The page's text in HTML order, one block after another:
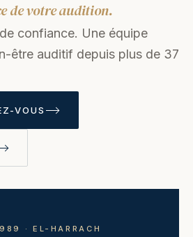
de votre audition.
confiance. Une équipe
être auditif depuis plus de 37
VOUS
· EL-HARRACH